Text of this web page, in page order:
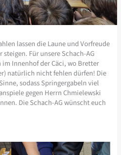
lassen die Laune und Vorfreude
Für unsere Schach-AG
Innenhof der Cäci, wo Bretter
natürlich nicht fehlen dürfen! Die
sodass Springergabeln viel
gegen Herrn Chmielewski
Die Schach-AG wünscht euch